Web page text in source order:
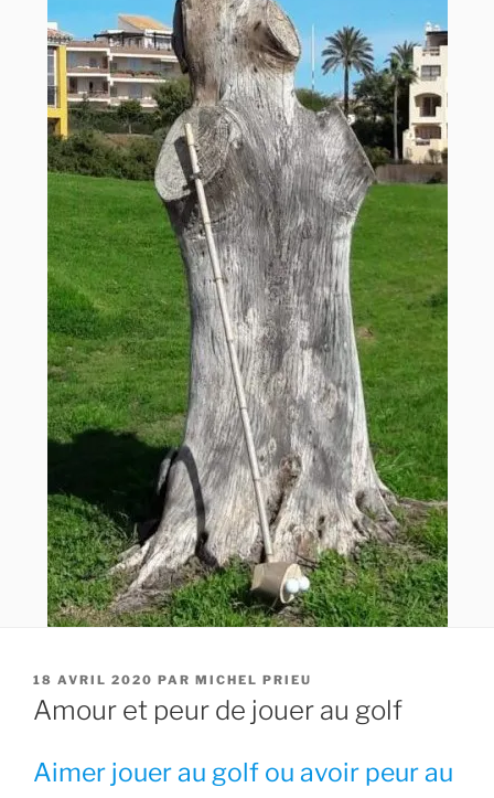
PUBLIÉ
LE
18 AVRIL 2020 PAR MICHEL PRIEU
Amour et peur de jouer au golf
Aimer jouer au golf ou avoir peur au